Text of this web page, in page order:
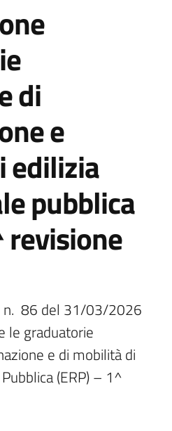
di
e
edilizia
pubblica
revisione
n.  86 del 31/03/2026
le graduatorie
e di mobilità di
(ERP) – 1^